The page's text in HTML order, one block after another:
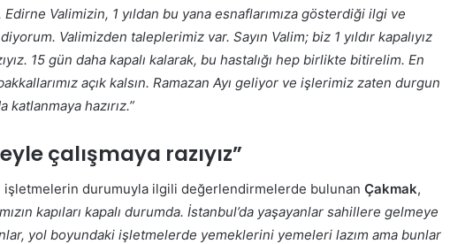
Edirne Valimizin, 1 yıldan bu yana esnaflarımıza gösterdiği ilgi ve
Valimizden taleplerimiz var. Sayın Valim; biz 1 yıldır kapalıyız
15 gün daha kapalı kalarak, bu hastalığı hep birlikte bitirelim. En
bakkallarımız açık kalsın. Ramazan Ayı geliyor ve işlerimiz zaten durgun
hazırız.”
çalışmaya razıyız”
işletmelerin durumuyla ilgili değerlendirmelerde bulunan Çakmak,
kapıları kapalı durumda. İstanbul’da yaşayanlar sahillere gelmeye
yol boyundaki işletmelerde yemeklerini yemeleri lazım ama bunlar